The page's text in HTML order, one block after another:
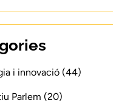
i innovació (44)
Parlem (20)